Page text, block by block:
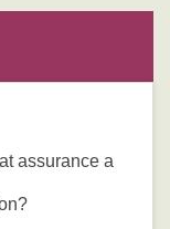
assurance a